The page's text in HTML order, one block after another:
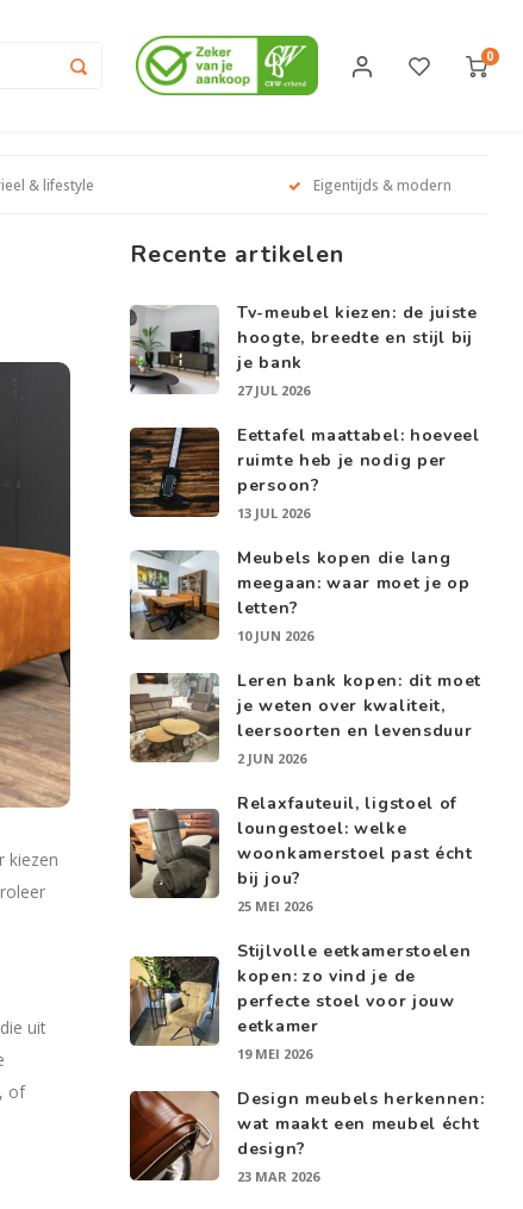
0
& lifestyle Eigentijds & modern
kiezen
uit
of
Recente artikelen
Tv-meubel kiezen: de juiste
hoogte, breedte en stijl bij
je bank
27 JUL 2026
Eettafel maattabel: hoeveel
ruimte heb je nodig per
persoon?
13 JUL 2026
Meubels kopen die lang
meegaan: waar moet je op
letten?
10 JUN 2026
Leren bank kopen: dit moet
je weten over kwaliteit,
leersoorten en levensduur
2 JUN 2026
Relaxfauteuil, ligstoel of
loungestoel: welke
woonkamerstoel past écht
bij jou?
25 MEI 2026
Stijlvolle eetkamerstoelen
kopen: zo vind je de
perfecte stoel voor jouw
eetkamer
19 MEI 2026
Design meubels herkennen:
wat maakt een meubel écht
design?
23 MAR 2026